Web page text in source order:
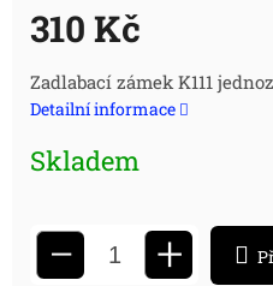
310 Kč
Měrná
cena:
Zadlabací zámek K111
Detailní informace
Skladem
− +